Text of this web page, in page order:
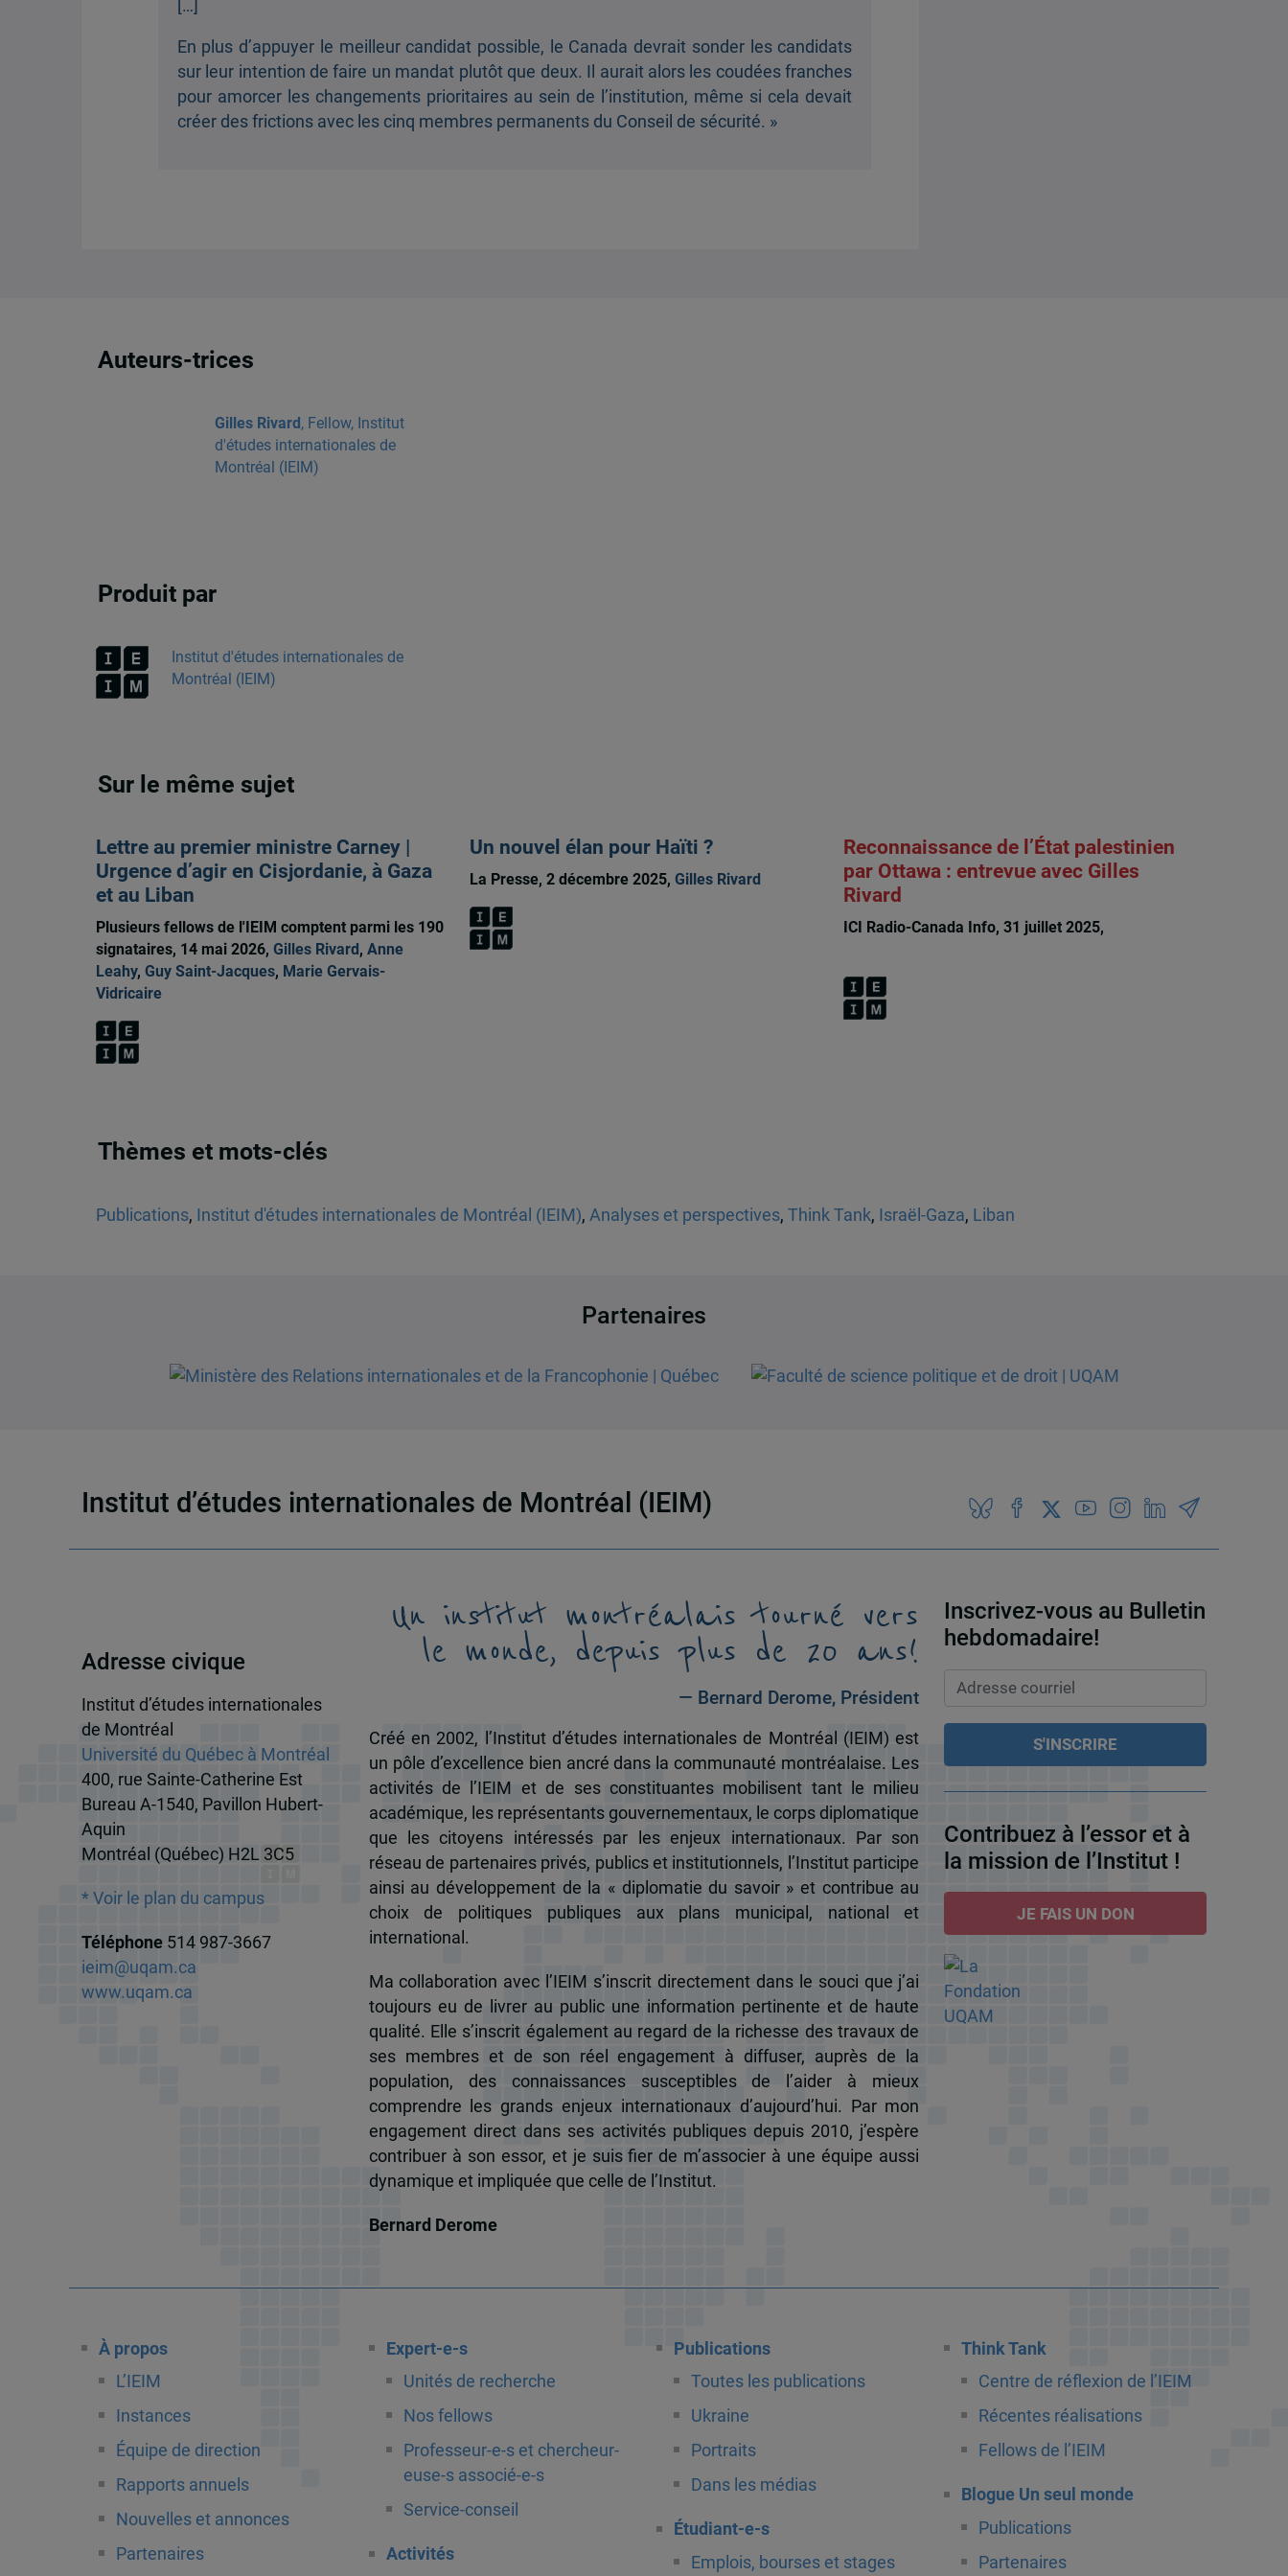
[…]
En plus d’appuyer le meilleur candidat possible, le Canada devrait sonder les candidats
sur leur intention de faire un mandat plutôt que deux. Il aurait alors les coudées franches
pour amorcer les changements prioritaires au sein de l’institution, même si cela devait
créer des frictions avec les cinq membres permanents du Conseil de sécurité. »
Auteurs-trices
Gilles Rivard, Fellow, Institut
d'études internationales de
Montréal (IEIM)
Produit par
Institut d'études internationales de
Montréal (IEIM)
Sur le même sujet
Lettre au premier ministre Carney |
Urgence d’agir en Cisjordanie, à Gaza
et au Liban
Plusieurs fellows de l'IEIM comptent parmi les 190
signataires, 14 mai 2026, Gilles Rivard, Anne
Leahy, Guy Saint-Jacques, Marie Gervais-
Vidricaire
Un nouvel élan pour Haïti ?
La Presse, 2 décembre 2025, Gilles Rivard
Reconnaissance de l’État palestinien
par Ottawa : entrevue avec Gilles
Rivard
ICI Radio-Canada Info, 31 juillet 2025,
Thèmes et mots-clés
Publications, Institut d'études internationales de Montréal (IEIM), Analyses et perspectives, Think Tank, Israël-Gaza, Liban
Partenaires
Institut d’études internationales de Montréal (IEIM)
Adresse civique
Institut d’études internationales
de Montréal
Université du Québec à Montréal
400, rue Sainte-Catherine Est
Bureau A-1540, Pavillon Hubert-
Aquin
Montréal (Québec) H2L 3C5
* Voir le plan du campus
Téléphone 514 987-3667
ieim@uqam.ca
www.uqam.ca
Un institut montréalais tourné vers
le monde, depuis plus de 20 ans!
— Bernard Derome, Président
Créé en 2002, l’Institut d’études internationales de Montréal (IEIM) est
un pôle d’excellence bien ancré dans la communauté montréalaise. Les
activités de l’IEIM et de ses constituantes mobilisent tant le milieu
académique, les représentants gouvernementaux, le corps diplomatique
que les citoyens intéressés par les enjeux internationaux. Par son
réseau de partenaires privés, publics et institutionnels, l’Institut participe
ainsi au développement de la « diplomatie du savoir » et contribue au
choix de politiques publiques aux plans municipal, national et
international.
Ma collaboration avec l’IEIM s’inscrit directement dans le souci que j’ai
toujours eu de livrer au public une information pertinente et de haute
qualité. Elle s’inscrit également au regard de la richesse des travaux de
ses membres et de son réel engagement à diffuser, auprès de la
population, des connaissances susceptibles de l’aider à mieux
comprendre les grands enjeux internationaux d’aujourd’hui. Par mon
engagement direct dans ses activités publiques depuis 2010, j’espère
contribuer à son essor, et je suis fier de m’associer à une équipe aussi
dynamique et impliquée que celle de l’Institut.
Bernard Derome
Inscrivez-vous au Bulletin
hebdomadaire!
Contribuez à l’essor et à
la mission de l’Institut !
JE FAIS UN DON
À propos
L’IEIM
Instances
Équipe de direction
Rapports annuels
Nouvelles et annonces
Partenaires
Expert-e-s
Unités de recherche
Nos fellows
Professeur-e-s et chercheur-
euse-s associé-e-s
Service-conseil
Activités
Publications
Toutes les publications
Ukraine
Portraits
Dans les médias
Étudiant-e-s
Emplois, bourses et stages
Think Tank
Centre de réflexion de l’IEIM
Récentes réalisations
Fellows de l’IEIM
Blogue Un seul monde
Publications
Partenaires